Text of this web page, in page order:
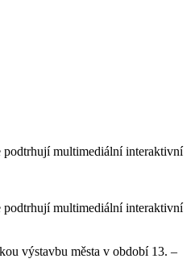
podtrhují multimediální interaktivní
podtrhují multimediální interaktivní
výstavbu města v období 13. –